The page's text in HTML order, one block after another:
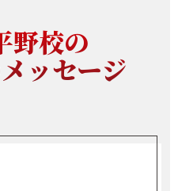
野校の
ッセージ